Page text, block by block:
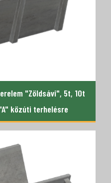
"Zöldsávi", 5t, 10t
közúti terhelésre